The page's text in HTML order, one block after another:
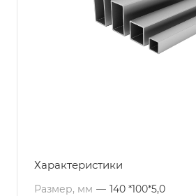
Характеристики
Размер, мм — 140 *100*5,0